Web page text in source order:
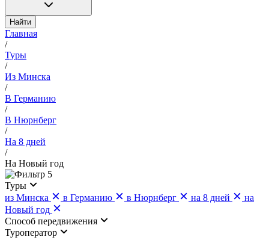
Найти
Главная
/
Туры
/
Из Минска
/
В Германию
/
В Нюрнберг
/
На 8 дней
/
На Новый год
5
Туры
из Минска
в Германию в Нюрнберг на 8 дней
на
Новый год
Cпособ передвижения
Туроператор